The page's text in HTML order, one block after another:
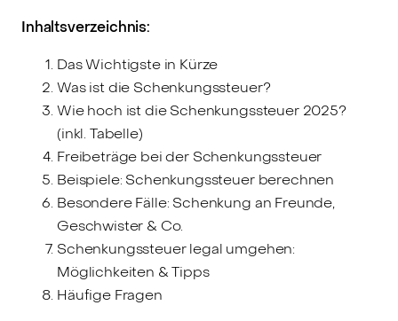
Inhaltsverzeichnis:
Das Wichtigste in Kürze
Was ist die Schenkungssteuer?
Wie hoch ist die Schenkungssteuer 2025?
(inkl. Tabelle)
Freibeträge bei der Schenkungssteuer
Beispiele: Schenkungssteuer berechnen
Besondere Fälle: Schenkung an Freunde,
Geschwister & Co.
Schenkungssteuer legal umgehen:
Möglichkeiten & Tipps
Häufige Fragen